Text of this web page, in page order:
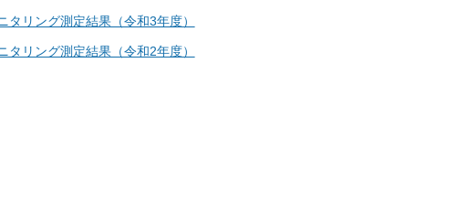
タリング測定結果（令和3年度）
タリング測定結果（令和2年度）